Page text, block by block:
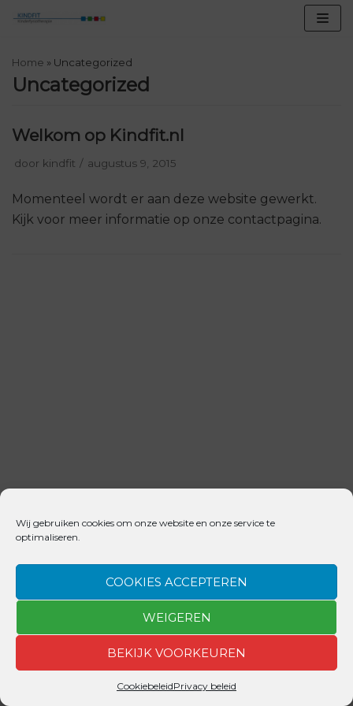
Wij gebruiken cookies om onze website en onze service te
optimaliseren.
COOKIES ACCEPTEREN
WEIGEREN
BEKIJK VOORKEUREN
CookiebeleidPrivacy beleid
Meteen
de
inhoud
Home » Uncategorized
Uncategorized
Welkom op Kindfit.nl
door kindfit augustus 9, 2015
Momenteel wordt er aan deze website gewerkt.
Kijk voor meer informatie op onze contactpagina.